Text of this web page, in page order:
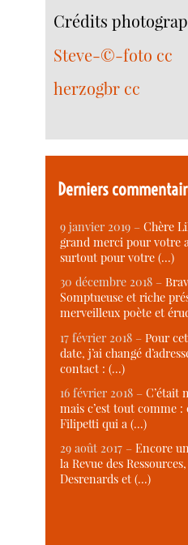
Crédits
Steve-©-foto cc
herzogbr cc
Derniers
9 janvier 2019 –Chère
grand merci pour votre
surtout pour votre (…)
30 décembre 2018 –
Somptueuse et riche
merveilleux poète et
17 février 2018 –Pour
date, j’ai changé
contact : (…)
16 février 2018 –C’était
mais c’est tout comme :
Filipetti qui a (…)
29 août 2017 –Encore
la Revue des
Desrenards et (…)